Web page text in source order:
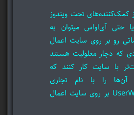
کمک‌کننده‌های تحت ویندوز
یا حتی آی‌او‌اس میتوان به
رو بر روی سایت اعمال
که دچار معلولیت هستند
با سایت کار کنند که
آن‌ها را با نام تجاری
UserWay Widget بر روی سایت اعمال